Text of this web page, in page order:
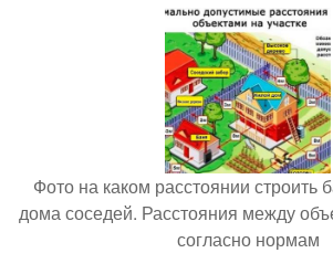
Фото на каком расстоянии строить
дома соседей. Расстояния между
согласно нормам